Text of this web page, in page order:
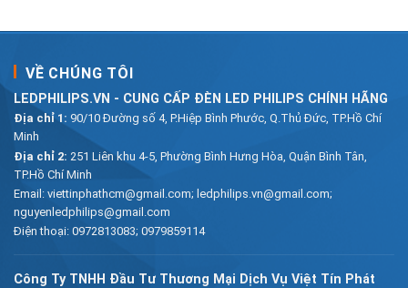
VỀ CHÚNG TÔI
LEDPHILIPS.VN - CUNG CẤP ĐÈN LED PHILIPS CHÍNH HÃNG
Địa chỉ 1: 90/10 Đường số 4, P.Hiệp Bình Phước, Q.Thủ Đức, TP.Hồ Chí
Minh
Địa chỉ 2: 251 Liên khu 4-5, Phường Bình Hưng Hòa, Quận Bình Tân,
TP.Hồ Chí Minh
Email: viettinphathcm@gmail.com; ledphilips.vn@gmail.com;
nguyenledphilips@gmail.com
Điện thoại: 0972813083; 0979859114
Công Ty TNHH Đầu Tư Thương Mại Dịch Vụ Việt Tín Phát